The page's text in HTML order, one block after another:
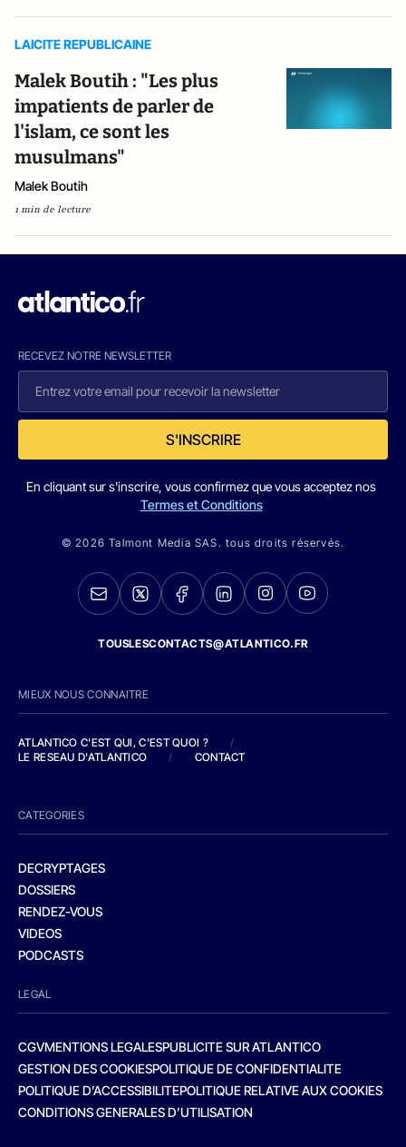
LAICITE REPUBLICAINE
Malek Boutih : "Les plus
impatients de parler de
l'islam, ce sont les
musulmans"
Malek Boutih
1 min de lecture
RECEVEZ NOTRE NEWSLETTER
S'INSCRIRE
En cliquant sur s'inscrire, vous confirmez que vous acceptez nos
Termes et Conditions
© 2026 Talmont Media SAS. tous droits réservés.
TOUSLESCONTACTS@ATLANTICO.FR
MIEUX NOUS CONNAITRE
ATLANTICO C'EST QUI, C'EST QUOI ?
/
LE RESEAU D'ATLANTICO
/ CONTACT
CATEGORIES
DECRYPTAGES
DOSSIERS
RENDEZ-VOUS
VIDEOS
PODCASTS
LEGAL
CGVMENTIONS LEGALESPUBLICITE SUR ATLANTICO
GESTION DES COOKIESPOLITIQUE DE CONFIDENTIALITE
POLITIQUE D’ACCESSIBILITEPOLITIQUE RELATIVE AUX COOKIES
CONDITIONS GENERALES D’UTILISATION